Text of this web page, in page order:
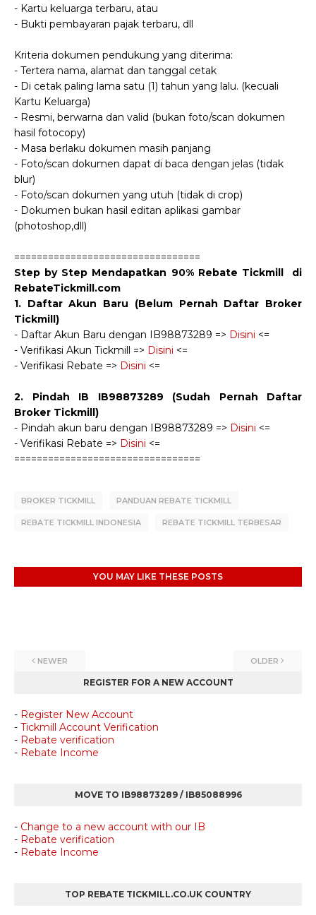
- Kartu keluarga terbaru, atau
- Bukti pembayaran pajak terbaru, dll
Kriteria dokumen pendukung yang diterima:
- Tertera nama, alamat dan tanggal cetak
- Di cetak paling lama satu (1) tahun yang lalu. (kecuali
Kartu Keluarga)
- Resmi, berwarna dan valid (bukan foto/scan dokumen
hasil fotocopy)
- Masa berlaku dokumen masih panjang
- Foto/scan dokumen dapat di baca dengan jelas (tidak
blur)
- Foto/scan dokumen yang utuh (tidak di crop)
- Dokumen bukan hasil editan aplikasi gambar
(photoshop,dll)
=================================
Step by Step Mendapatkan 90% Rebate Tickmill di
RebateTickmill.com
1. Daftar Akun Baru (Belum Pernah Daftar Broker
Tickmill)
- Daftar Akun Baru dengan IB98873289 => Disini <=
- Verifikasi Akun Tickmill => Disini <=
- Verifikasi Rebate => Disini <=
2. Pindah IB IB98873289 (Sudah Pernah Daftar
Broker Tickmill)
- Pindah akun baru dengan IB98873289 => Disini <=
- Verifikasi Rebate => Disini <=
=================================
BROKER TICKMILL PANDUAN REBATE TICKMILL
REBATE TICKMILL INDONESIA REBATE TICKMILL TERBESAR
YOU MAY LIKE THESE POSTS
NEWER OLDER
REGISTER FOR A NEW ACCOUNT
- Register New Account
- Tickmill Account Verification
- Rebate verification
- Rebate Income
MOVE TO IB98873289 / IB85088996
- Change to a new account with our IB
- Rebate verification
- Rebate Income
TOP REBATE TICKMILL.CO.UK COUNTRY